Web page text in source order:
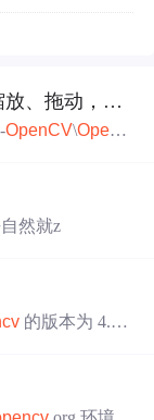
Qt图像预览工具，可随鼠标位置缩放、拖动，有缩略图显示相对位置。移植自
OpenCV\OpenC
缩放 3、 拖动
位置 class
然就z
的版本为 4.5.
融合、图像马
Fast、ORB 事